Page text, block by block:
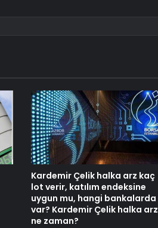
Kardemir Çelik halka arz kaç
lot verir, katılım endeksine
uygun mu, hangi bankalarda
var? Kardemir Çelik halka arz
ne zaman?